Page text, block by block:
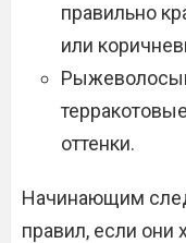
правильно
или
оттенки.
Начинающим
правил, если они